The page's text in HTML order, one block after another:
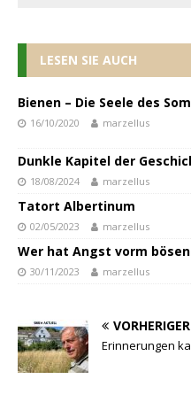
LESEN SIE AUCH
Bienen – Die Seele des
16/10/2020 marzellus
Dunkle Kapitel der
18/08/2024 marzellus
Tatort Albertinum
02/05/2023 marzellus
Wer hat Angst vorm
30/11/2023 marzellus
VORHERIGER
Erinnerungen